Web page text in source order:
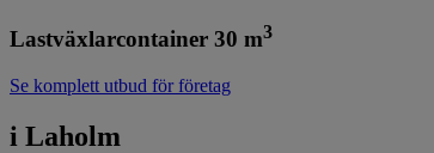
Lastväxlarcontainer 30 m3
Se komplett utbud för företag
i Laholm